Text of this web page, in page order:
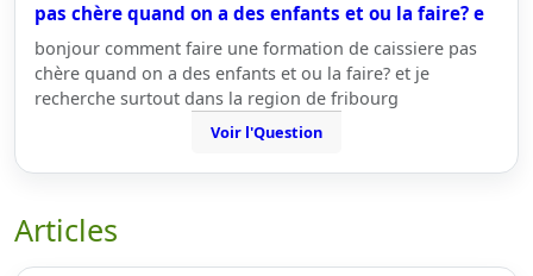
pas chère quand on a des enfants et ou la faire? e
bonjour comment faire une formation de caissiere pas
chère quand on a des enfants et ou la faire? et je
recherche surtout dans la region de fribourg
Voir l'Question
Articles